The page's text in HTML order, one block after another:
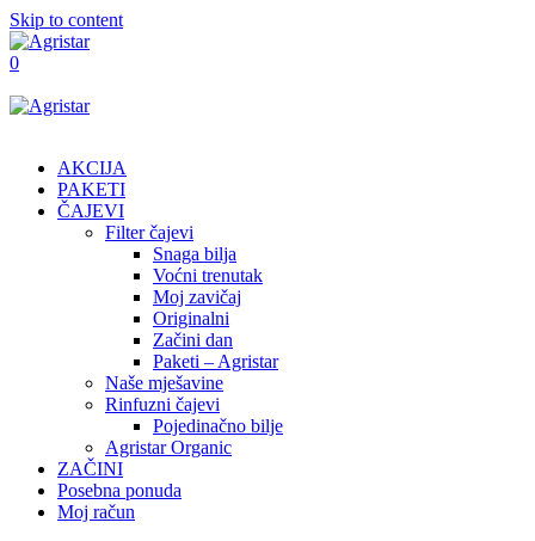
Skip to content
0
AKCIJA
PAKETI
ČAJEVI
Filter čajevi
Snaga bilja
Voćni trenutak
Moj zavičaj
Originalni
Začini dan
Paketi – Agristar
Naše mješavine
Rinfuzni čajevi
Pojedinačno bilje
Agristar Organic
ZAČINI
Posebna ponuda
Moj račun